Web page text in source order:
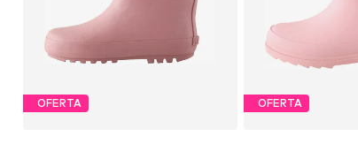
OFERTA OFERTA